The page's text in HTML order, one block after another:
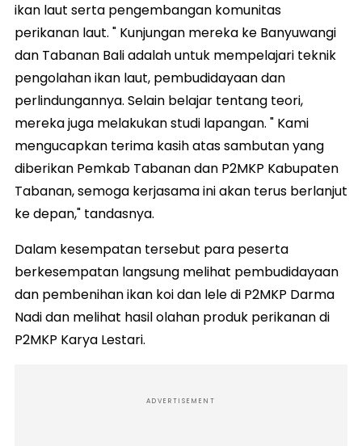
ikan laut serta pengembangan komunitas
perikanan laut. " Kunjungan mereka ke Banyuwangi
dan Tabanan Bali adalah untuk mempelajari teknik
pengolahan ikan laut, pembudidayaan dan
perlindungannya. Selain belajar tentang teori,
mereka juga melakukan studi lapangan. " Kami
mengucapkan terima kasih atas sambutan yang
diberikan Pemkab Tabanan dan P2MKP Kabupaten
Tabanan, semoga kerjasama ini akan terus berlanjut
ke depan," tandasnya.
Dalam kesempatan tersebut para peserta
berkesempatan langsung melihat pembudidayaan
dan pembenihan ikan koi dan lele di P2MKP Darma
Nadi dan melihat hasil olahan produk perikanan di
P2MKP Karya Lestari.
ADVERTISEMENT